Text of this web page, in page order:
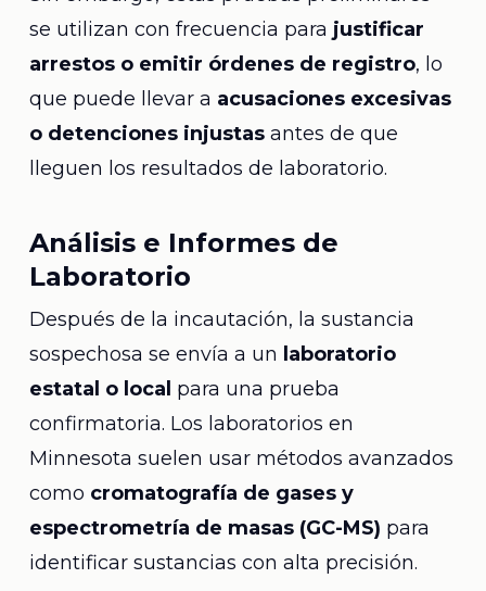
se utilizan con frecuencia para justificar
arrestos o emitir órdenes de registro, lo
que puede llevar a acusaciones excesivas
o detenciones injustasantes de que
lleguen los resultados de laboratorio.
Análisis e Informes de
Laboratorio
Después de la incautación, la sustancia
sospechosa se envía a un laboratorio
estatal o local para una prueba
confirmatoria. Los laboratorios en
Minnesota suelen usar métodos avanzados
como cromatografía de gases y
espectrometría de masas (GC-MS) para
identificar sustancias con alta precisión.